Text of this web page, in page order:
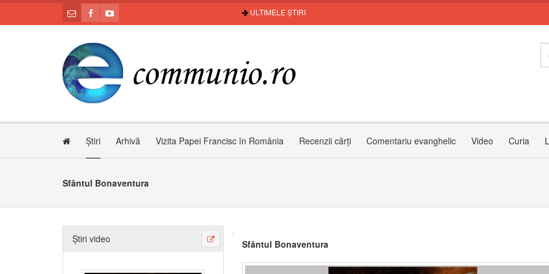
ULTIMELE ȘTIRI
Știri Arhivă Vizita Papei Francisc în România Recenzii cărți Comentariu evanghelic Video Curia
Sfântul Bonaventura
Știri video Sfântul Bonaventura